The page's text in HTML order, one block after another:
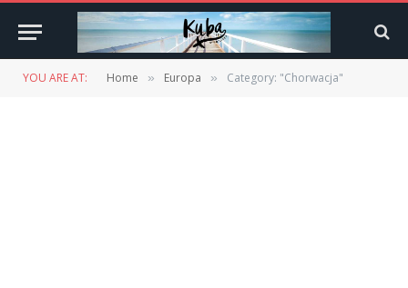
YOU ARE AT: Home » Europa » Category: "Chorwacja"